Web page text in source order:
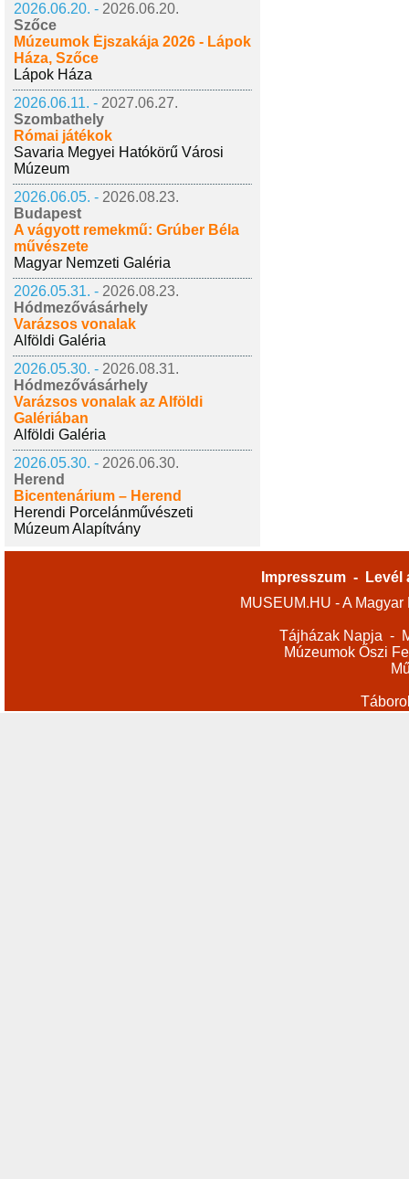
2026.06.20. - 2026.06.20.
Szőce
Múzeumok Éjszakája 2026 - Lápok
Háza, Szőce
Lápok Háza
2026.06.11. - 2027.06.27.
Szombathely
Római játékok
Savaria Megyei Hatókörű Városi
Múzeum
2026.06.05. - 2026.08.23.
Budapest
A vágyott remekmű: Grúber Béla
művészete
Magyar Nemzeti Galéria
2026.05.31. - 2026.08.23.
Hódmezővásárhely
Varázsos vonalak
Alföldi Galéria
2026.05.30. - 2026.08.31.
Hódmezővásárhely
Varázsos vonalak az Alföldi
Galériában
Alföldi Galéria
2026.05.30. - 2026.06.30.
Herend
Bicentenárium – Herend
Herendi Porcelánművészeti
Múzeum Alapítvány
Impresszum -
Levél
MUSEUM.HU - A
Tájházak Napja -
Múzeumok Őszi